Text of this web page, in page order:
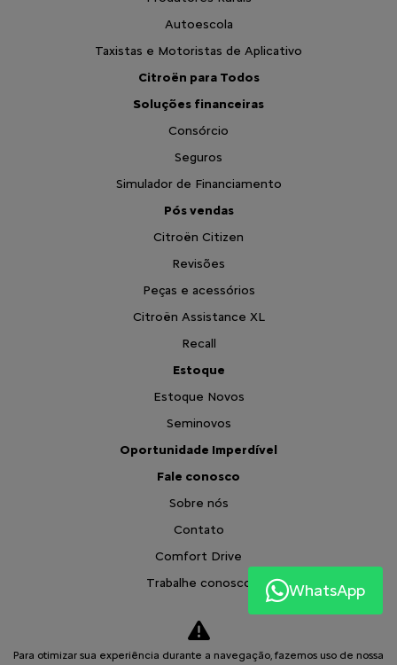
Autoescola
Taxistas e Motoristas de Aplicativo
Citroën para Todos
Soluções financeiras
Consórcio
Seguros
Simulador de Financiamento
Pós vendas
Citroën Citizen
Revisões
Peças e acessórios
Citroën Assistance XL
Recall
Estoque
Estoque Novos
Seminovos
Oportunidade Imperdível
Fale conosco
Sobre nós
Contato
Comfort Drive
Trabalhe conosco
Política de privacidade
Blog
WhatsApp
Para otimizar sua experiência durante a navegação, fazemos uso de nossa